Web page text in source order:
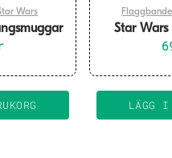
Wars
Star
LÄGG I